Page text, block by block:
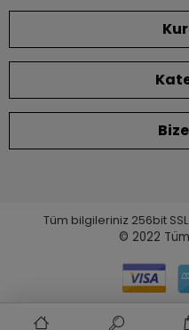
Tüm bilgileriniz 256bit
© 2022